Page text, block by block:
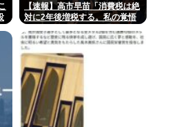
【速報】高市早苗「消費税は絶
対に2年後増税する。私の覚悟